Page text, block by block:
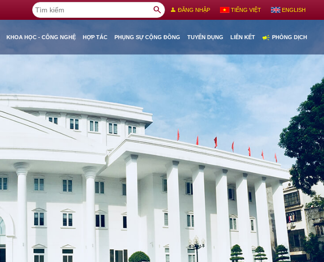
search person ĐĂNG NHẬP TIẾNG VIỆT ENGLISH
KHOA HỌC - CÔNG NGHỆ HỢP TÁC PHỤNG SỰ CỘNG ĐỒNG TUYỂN DỤNG LIÊN KẾT campaign PHÒNG DỊCH